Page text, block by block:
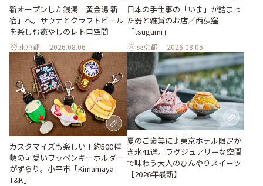
新オープンした銭湯「黄金湯 新
宿」へ。サウナとクラフトビール
を楽しむ癒やしのレトロ空間
東京都 2026.08.06
日本の手仕事の「いま」が詰まっ
た器と雑貨のお店／西荻窪
「tsugumi」
東京都 2026.08.05
カスタマイズも楽しい！約500種
類の可愛いワッペンキーホルダー
がずらり。小平市「Kimamaya
T&K」
夏のご褒美に♪東京ホテル限定か
き氷41選。ラグジュアリーな空間
で味わう大人のひんやりスイーツ
【2026年最新】